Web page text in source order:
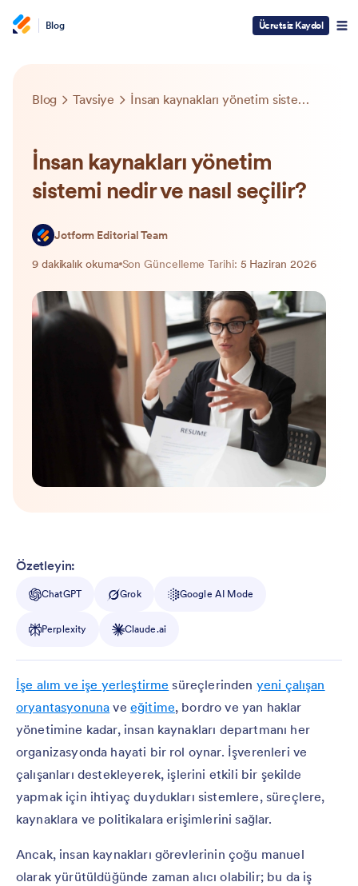
Blog Ücretsiz Kaydol
Blog Tavsiye İnsan kaynakları yönetim sistemi nedir ve nasıl seçilir?
İnsan kaynakları yönetim
sistemi nedir ve nasıl seçilir?
Jotform Editorial Team
9 dakikalık okuma Son Güncelleme Tarihi: 5 Haziran 2026
Özetleyin:
ChatGPT Grok Google AI Mode
Perplexity Claude.ai
İşe alım ve işe yerleştirme süreçlerinden yeni çalışan
oryantasyonuna ve eğitime, bordro ve yan haklar
yönetimine kadar, insan kaynakları departmanı her
organizasyonda hayati bir rol oynar. İşverenleri ve
çalışanları destekleyerek, işlerini etkili bir şekilde
yapmak için ihtiyaç duydukları sistemlere, süreçlere,
kaynaklara ve politikalara erişimlerini sağlar.
Ancak, insan kaynakları görevlerinin çoğu manuel
olarak yürütüldüğünde zaman alıcı olabilir; bu da iş